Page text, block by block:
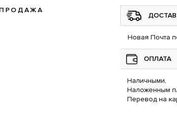
Новая Почта
ОПЛАТА
Наличными,
Наложенным
Перевод на